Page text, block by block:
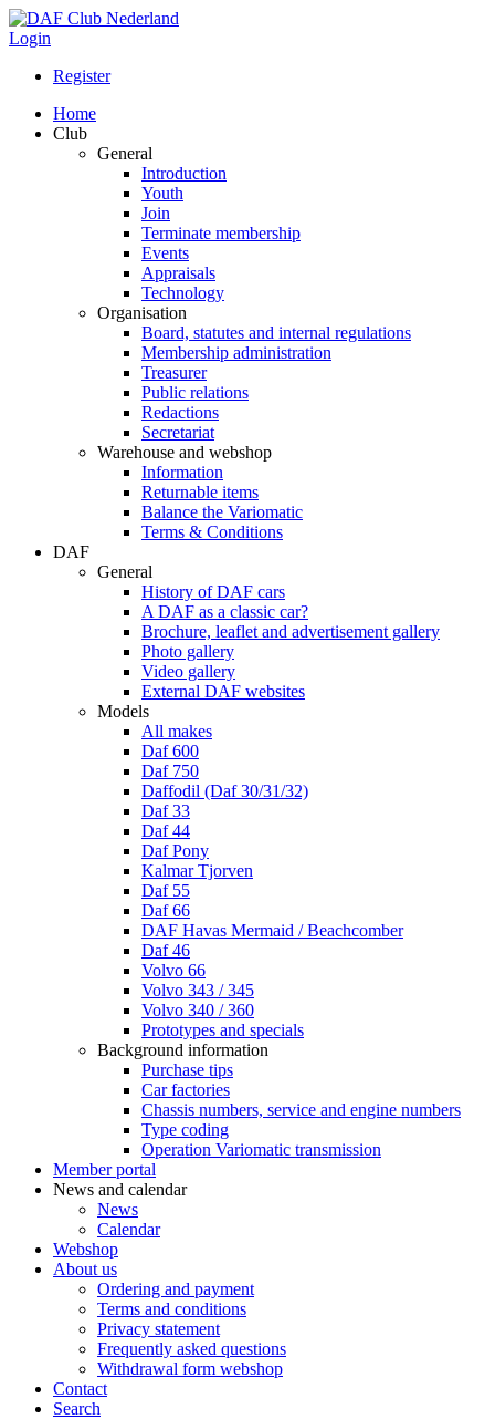
Login
Register
Home
Club
General
Introduction
Youth
Join
Terminate membership
Events
Appraisals
Technology
Organisation
Board, statutes and internal regulations
Membership administration
Treasurer
Public relations
Redactions
Secretariat
Warehouse and webshop
Information
Returnable items
Balance the Variomatic
Terms & Conditions
DAF
General
History of DAF cars
A DAF as a classic car?
Brochure, leaflet and advertisement gallery
Photo gallery
Video gallery
External DAF websites
Models
All makes
Daf 600
Daf 750
Daffodil (Daf 30/31/32)
Daf 33
Daf 44
Daf Pony
Kalmar Tjorven
Daf 55
Daf 66
DAF Havas Mermaid / Beachcomber
Daf 46
Volvo 66
Volvo 343 / 345
Volvo 340 / 360
Prototypes and specials
Background information
Purchase tips
Car factories
Chassis numbers, service and engine numbers
Type coding
Operation Variomatic transmission
Member portal
News and calendar
News
Calendar
Webshop
About us
Ordering and payment
Terms and conditions
Privacy statement
Frequently asked questions
Withdrawal form webshop
Contact
Search